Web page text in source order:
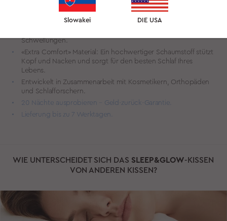
Elastizität der Haut verbessert. Dies stärkt die natürliche
Schutzbarriere der Haut und mildert Anzeichen der
Schwellungen.
«Extra Comfort» Material: Ein hochwertiger Schaumstoff stützt
Kopf und Nacken und sorgt für den besten Schlaf Ihres
Lebens.
Entwickelt in Zusammenarbeit mit Kosmetikern, Orthopäden
und Schlafforschern.
20 Nächte ausprobieren – Geld-zurück-Garantie.
Lieferung bis zu 7 Werktagen.
WIE UNTERSCHEIDET SICH DAS SLEEP&GLOW-KISSEN
VON ANDEREN KISSEN?
Slowakei DIE USA